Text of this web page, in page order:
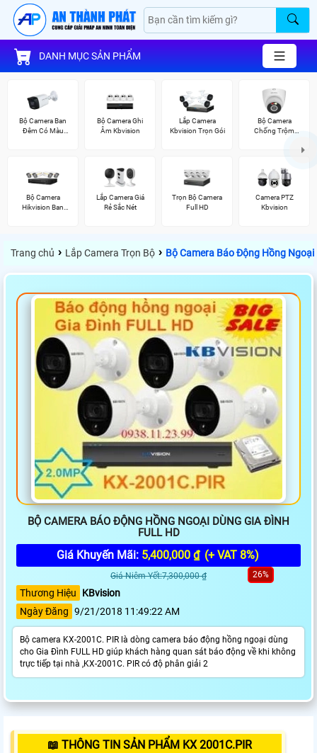
DANH MỤC SẢN PHẨM
Bộ Camera Ban
Đêm Có Màu
Bộ Camera Ghi
Âm Kbvision
Lắp Camera
Kbvision Trọn Gói
Bộ Camera
Chống Trộm
Bộ Camera
Hikvision Ban
Lắp Camera Giá
Rẻ Sắc Nét
Trọn Bộ Camera
Full HD
Camera PTZ
Kbvision
Trang chủ › Lắp Camera Trọn Bộ › Bộ Camera Báo Động Hồng
BỘ CAMERA BÁO ĐỘNG HỒNG NGOẠI DÙNG GIA ĐÌNH
FULL HD
Giá Khuyến Mãi: 5,400,000 ₫ (+ VAT 8%)
Giá Niêm Yết:7,300,000 ₫ 26%
Thương Hiệu
KBvision
Ngày Đăng 9/21/2018 11:49:22 AM
Bộ camera KX-2001C. PIR là dòng camera báo động hồng ngoại dùng
cho Gia Đình FULL HD giúp khách hàng quan sát báo động về khi không
trực tiếp tại nhà ,KX-2001C. PIR có độ phân giải 2
📖 THÔNG TIN SẢN PHẨM KX 2001C.PIR